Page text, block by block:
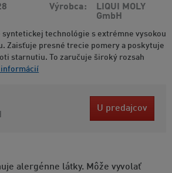
Výrobca
LIQUI MOLY
GmbH
syntetickej technológie s extrémne vysokou
Zaisťuje presné trecie pomery a poskytuje
starnutiu. To zaručuje široký rozsah
informácií
U predajcov
alergénne látky. Môže vyvolať